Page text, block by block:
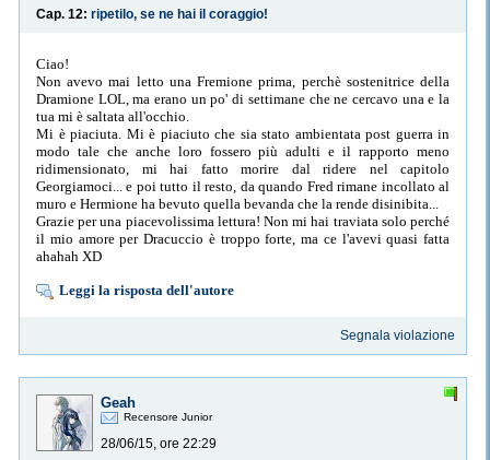
Cap. 12: ripetilo, se ne hai il coraggio!
Ciao!
Non avevo mai letto una Fremione prima, perchè sostenitrice della
Dramione LOL, ma erano un po' di settimane che ne cercavo una e la
tua mi è saltata all'occhio.
Mi è piaciuta. Mi è piaciuto che sia stato ambientata post guerra in
modo tale che anche loro fossero più adulti e il rapporto meno
ridimensionato, mi hai fatto morire dal ridere nel capitolo
Georgiamoci... e poi tutto il resto, da quando Fred rimane incollato al
muro e Hermione ha bevuto quella bevanda che la rende disinibita...
Grazie per una piacevolissima lettura! Non mi hai traviata solo perché
il mio amore per Dracuccio è troppo forte, ma ce l'avevi quasi fatta
ahahah XD
Leggi la risposta dell'autore
Segnala violazione
Geah
Recensore Junior
28/06/15, ore 22:29